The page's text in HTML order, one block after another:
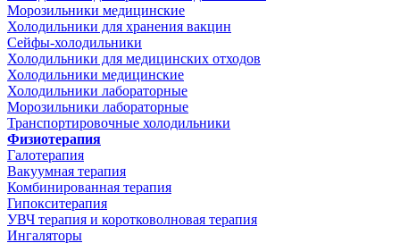
Морозильники медицинские
Холодильники для хранения вакцин
Сейфы-холодильники
Холодильники для медицинских отходов
Холодильники медицинские
Холодильники лабораторные
Морозильники лабораторные
Транспортировочные холодильники
Физиотерапия
Галотерапия
Вакуумная терапия
Комбинированная терапия
Гипокситерапия
УВЧ терапия и коротковолновая терапия
Ингаляторы